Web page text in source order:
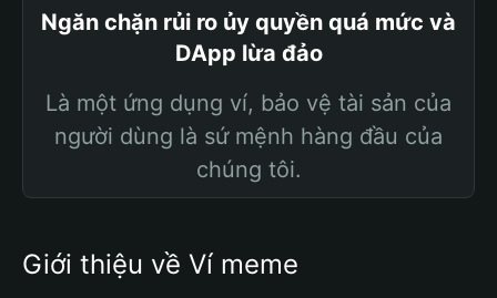
Ngăn chặn rủi ro ủy quyền quá mức và
DApp lừa đảo
Là một ứng dụng ví, bảo vệ tài sản của
người dùng là sứ mệnh hàng đầu của
chúng tôi.
Giới thiệu về Ví meme